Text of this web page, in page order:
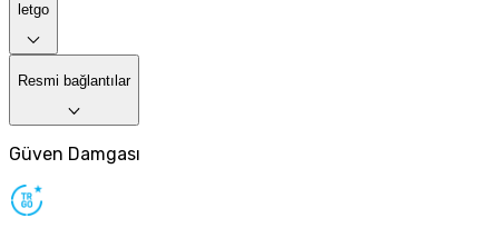
letgo
Resmi bağlantılar
Güven Damgası